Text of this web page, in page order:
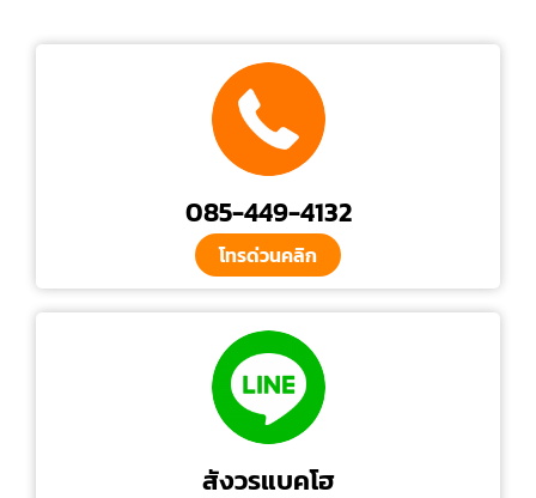
085-449-4132
โทรด่วนคลิก
สังวรแบคโฮ